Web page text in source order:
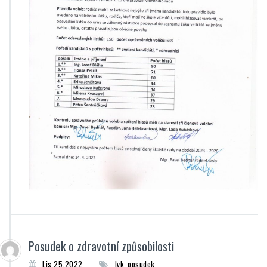
Posudek o zdravotní způsobilosti
Lis 25,2022 lvk posudek